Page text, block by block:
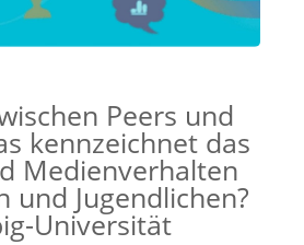
Peers und
kennzeichnet das
Medienverhalten
und Jugendlichen?
Universität